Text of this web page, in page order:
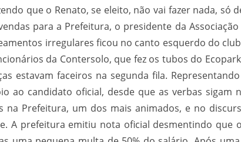
que o Renato, se eleito, não vai fazer nada, só
para a Prefeitura, o presidente da
irregulares ficou no canto esquerdo do
da Contersolo, que fez os tubos do
estavam faceiros na segunda fila.
ao candidato oficial, desde que as verbas sigam
Prefeitura, um dos mais animados, e no
A prefeitura emitiu nota oficial desmentindo que